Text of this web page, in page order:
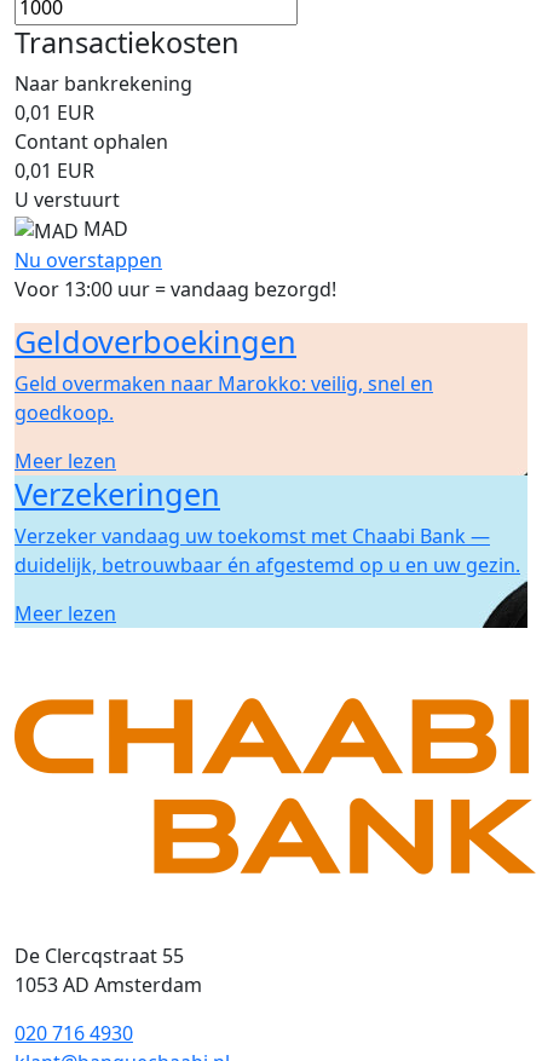
Transactiekosten
Naar bankrekening
0,01 EUR
Contant ophalen
0,01 EUR
U verstuurt
MAD
Nu overstappen
Voor 13:00 uur = vandaag bezorgd!
Geldoverboekingen
Geld overmaken naar Marokko: veilig, snel en
goedkoop.
Meer lezen
Verzekeringen
Verzeker vandaag uw toekomst met Chaabi Bank —
duidelijk, betrouwbaar én afgestemd op u en uw gezin.
Meer lezen
De Clercqstraat 55
1053 AD Amsterdam
020 716 4930